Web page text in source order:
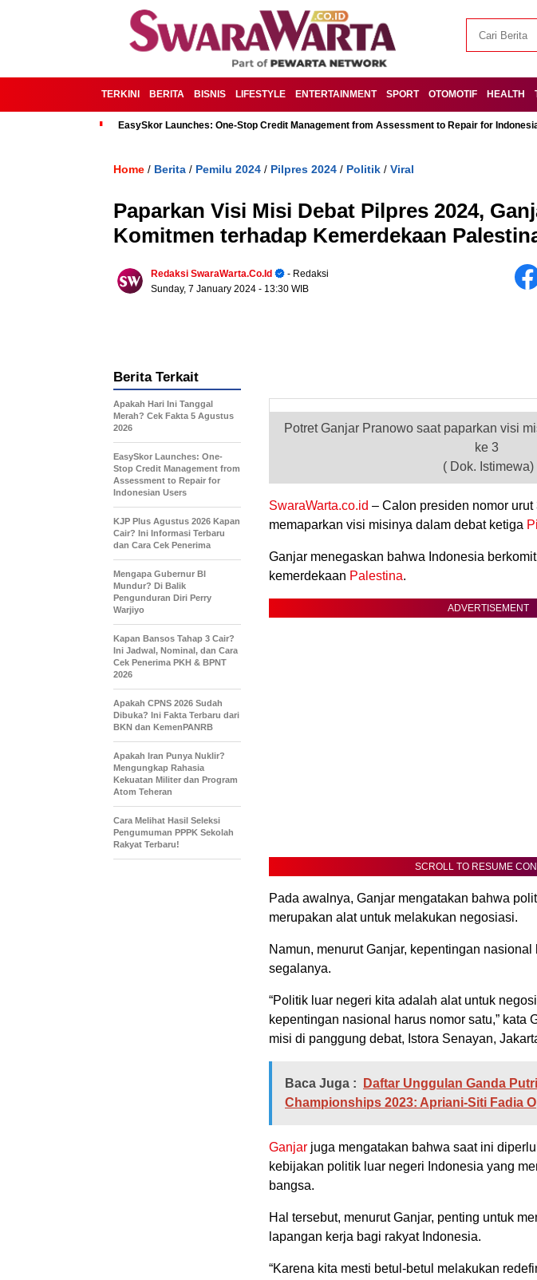
TERKINI BERITA BISNIS LIFESTYLE ENTERTAINMENT SPORT OTOMOTIF HEALTH
EasySkor Launches: One-Stop Credit Management from Assessment to Repair for
Home / Berita / Pemilu 2024 / Pilpres 2024 / Politik / Viral
Paparkan Visi Misi Debat Pilpres 2024,
Komitmen terhadap Kemerdekaan
Redaksi SwaraWarta.co.id
- Redaksi
Sunday, 7 January 2024 - 13:30 WIB
Potret Ganjar Pranowo saat paparkan visi
ke 3
( Dok. Istimewa)
SwaraWarta.co.id – Calon presiden nomor urut
memaparkan visi misinya dalam debat ketiga
Ganjar menegaskan bahwa Indonesia
kemerdekaan Palestina.
ADVERTISEMENT
SCROLL TO RESUME
Pada awalnya, Ganjar mengatakan bahwa
merupakan alat untuk melakukan negosiasi.
Namun, menurut Ganjar, kepentingan
segalanya.
“Politik luar negeri kita adalah alat untuk
kepentingan nasional harus nomor satu,” kata
misi di panggung debat, Istora Senayan,
Baca Juga :
Daftar Unggulan Ganda
Championships 2023: Apriani-Siti Fadia
Ganjar juga mengatakan bahwa saat ini
kebijakan politik luar negeri Indonesia yang
bangsa.
Hal tersebut, menurut Ganjar, penting untuk
lapangan kerja bagi rakyat Indonesia.
“Karena kita mesti betul-betul melakukan
Berita Terkait
Apakah Hari Ini Tanggal
Merah? Cek Fakta 5 Agustus
2026
EasySkor Launches: One-
Stop Credit Management from
Assessment to Repair for
Indonesian Users
KJP Plus Agustus 2026 Kapan
Cair? Ini Informasi Terbaru
dan Cara Cek Penerima
Mengapa Gubernur BI
Mundur? Di Balik
Pengunduran Diri Perry
Warjiyo
Kapan Bansos Tahap 3 Cair?
Ini Jadwal, Nominal, dan Cara
Cek Penerima PKH & BPNT
2026
Apakah CPNS 2026 Sudah
Dibuka? Ini Fakta Terbaru dari
BKN dan KemenPANRB
Apakah Iran Punya Nuklir?
Mengungkap Rahasia
Kekuatan Militer dan Program
Atom Teheran
Cara Melihat Hasil Seleksi
Pengumuman PPPK Sekolah
Rakyat Terbaru!